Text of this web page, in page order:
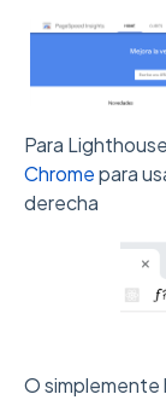
Para
Chromepara
derecha
O simplemente